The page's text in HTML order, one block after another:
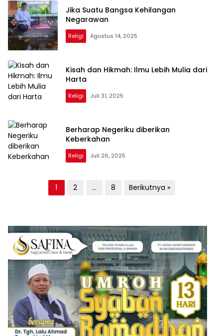
Jika Suatu Bangsa Kehilangan
Negarawan
Religi Agustus 14, 2025
Kisah dan Hikmah: Ilmu Lebih Mulia dari
Harta
Religi Juli 31, 2025
Berharap Negeriku diberikan
Keberkahan
Religi Juli 26, 2025
1 2 … 8 Berikutnya »